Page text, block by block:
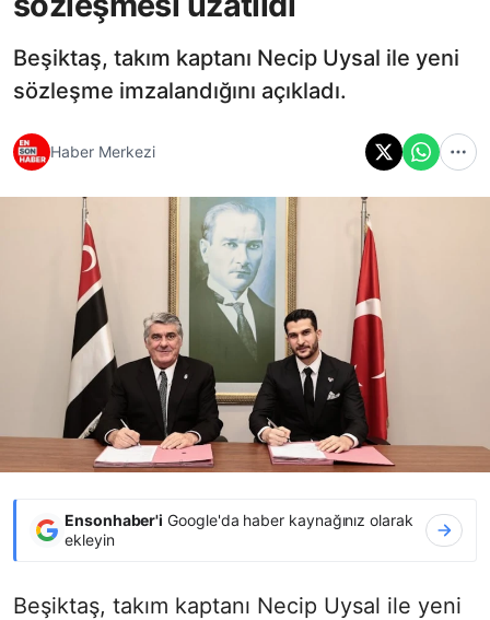
Beşiktaş, takım kaptanı Necip Uysal ile yeni
sözleşme imzalandığını açıkladı.
Haber Merkezi
Ensonhaber'i Google'da haber kaynağınız olarak
ekleyin
Beşiktaş, takım kaptanı Necip Uysal ile yeni